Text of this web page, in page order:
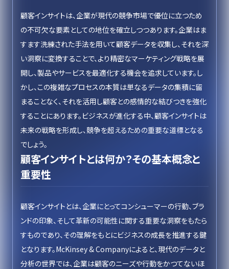
顧客インサイトは、企業が現代の競争市場で優位に立つため
の不可欠な要素としての地位を確立しつつあります。企業はま
すます洗練された手法を用いて顧客データを収集し、それを深
い洞察に変換することで、より精密なマーケティング戦略を展
開し、製品やサービスを最適化する機会を追求しています。し
かし、この複雑なプロセスの本質は単なるデータの集積に留
まることなく、それを活用し顧客との感情的な結びつきを強化
することにあります。ビジネスが進化する中、顧客インサイトは
未来の戦略を形成し、競争を超えるための重要な道標となる
でしょう。
顧客インサイトとは何か？その基本概念と
重要性
顧客インサイトとは、企業にとってコンシューマーの行動、ブラ
ンドの印象、そして革新の可能性に関する重要な洞察をもたら
すものであり、その理解をもとにビジネスの成長を推進する鍵
となります。McKinsey & Companyによると、現代のデータと
分析の世界では、企業は顧客のニーズや行動をかつてないほ